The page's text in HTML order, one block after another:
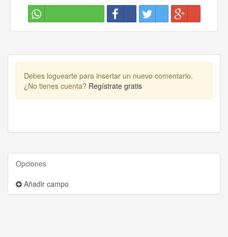
Debes loguearte para insertar un nuevo comentario.
¿No tienes cuenta? Regístrate gratis
Opciones
Añadir campo